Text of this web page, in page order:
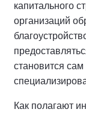
капитального
организаций
становится
Как полагают